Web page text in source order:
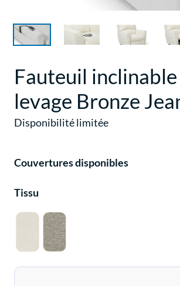
Fauteuil inclinable
levage Bronze
Disponibilité limitée
Couvertures disponibles
Tissu